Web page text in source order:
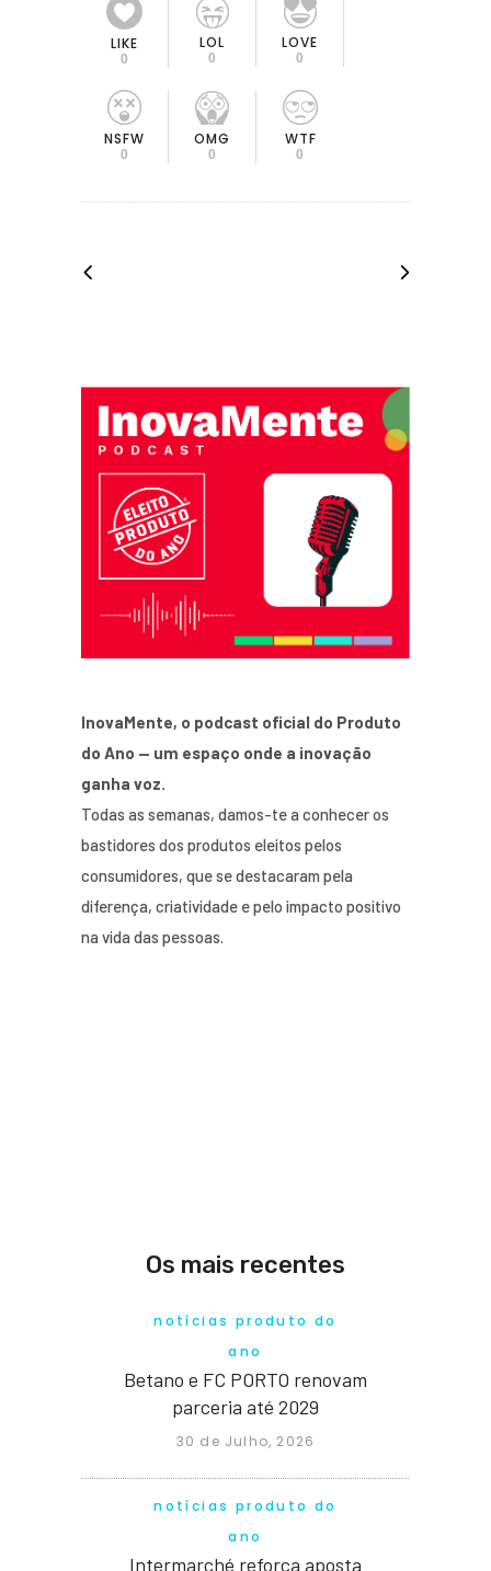
LIKE
0
LOL
0
LOVE
0
NSFW
0
OMG
0
WTF
0
InovaMente, o podcast oficial do Produto
do Ano — um espaço onde a inovação
ganha voz.
Todas as semanas, damos-te a conhecer os
bastidores dos produtos eleitos pelos
consumidores, que se destacaram pela
diferença, criatividade e pelo impacto positivo
na vida das pessoas.
Os mais recentes
notícias produto do
ano
Betano e FC PORTO renovam
parceria até 2029
30 de Julho, 2026
notícias produto do
ano
Intermarché reforça aposta